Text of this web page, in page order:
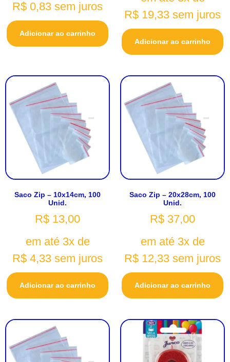
R$ 0,83 sem juros
Adicionar ao carrinho
R$ 19,33 sem juros
Adicionar ao carrinho
Saco Zip – 10x14cm, 100
Unid.
R$ 13,00
em até 3x de
R$ 4,33 sem juros
Adicionar ao carrinho
Saco Zip – 20x28cm, 100
Unid.
R$ 37,00
em até 3x de
R$ 12,33 sem juros
Adicionar ao carrinho